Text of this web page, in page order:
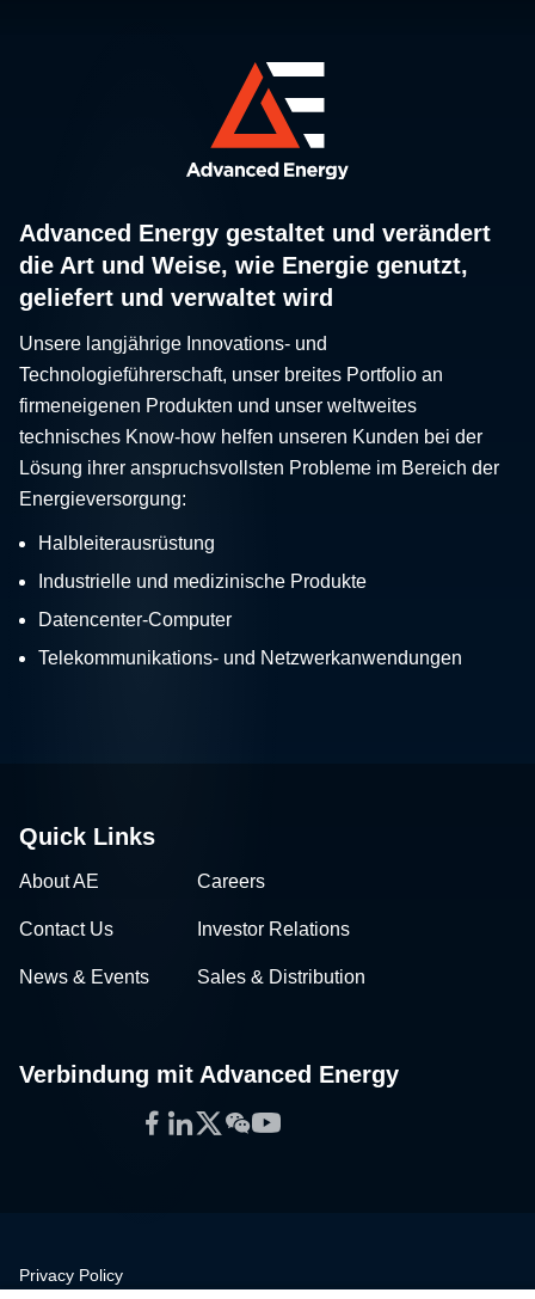
Advanced Energy gestaltet und verändert
die Art und Weise, wie Energie genutzt,
geliefert und verwaltet wird
Unsere langjährige Innovations- und
Technologieführerschaft, unser breites Portfolio an
firmeneigenen Produkten und unser weltweites
technisches Know-how helfen unseren Kunden bei der
Lösung ihrer anspruchsvollsten Probleme im Bereich der
Energieversorgung:
Halbleiterausrüstung
Industrielle und medizinische Produkte
Datencenter-Computer
Telekommunikations- und Netzwerkanwendungen
Quick Links
About AE Careers
Contact Us Investor Relations
News & Events Sales & Distribution
Verbindung mit Advanced Energy
Facebook
LinkedIn
Twitter
WeChat
YouTube
Privacy Policy